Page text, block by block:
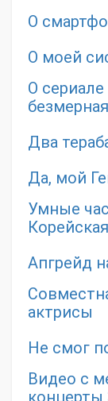
О
О моей
О
безмерная
Два
Да, мой
Умные
Апгрейд
актрисы
Не смог
Видео с